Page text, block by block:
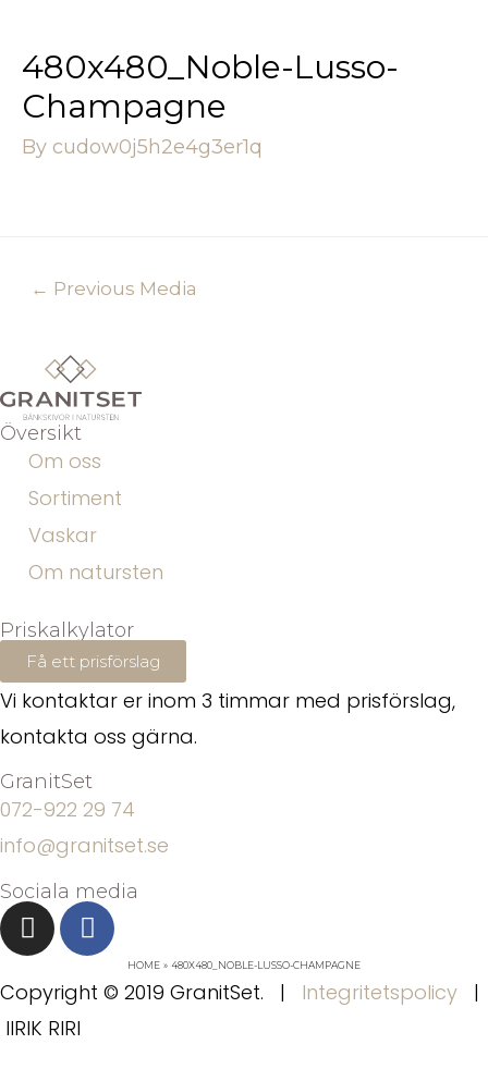
480x480_Noble-Lusso-
Champagne
By cudow0j5h2e4g3er1q
← Previous Media
Översikt
Om oss
Sortiment
Vaskar
Om natursten
Priskalkylator
Få ett prisförslag
Vi kontaktar er inom 3 timmar med prisförslag,
kontakta oss gärna.
GranitSet
072-922 29 74
info@granitset.se
Sociala media
HOME 480X480_NOBLE-LUSSO-CHAMPAGNE
Copyright © 2019 GranitSet. | Integritetspolicy |
IIRIK RIRI